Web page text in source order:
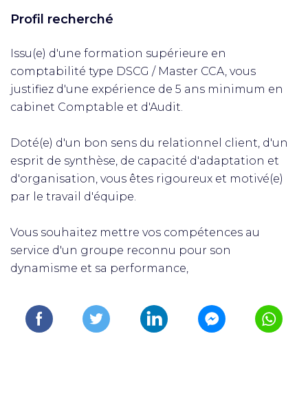
Profil recherché
Issu(e) d'une formation supérieure en
comptabilité type DSCG / Master CCA, vous
justifiez d'une expérience de 5 ans minimum en
cabinet Comptable et d'Audit.
Doté(e) d'un bon sens du relationnel client, d'un
esprit de synthèse, de capacité d'adaptation et
d'organisation, vous êtes rigoureux et motivé(e)
par le travail d'équipe.
Vous souhaitez mettre vos compétences au
service d'un groupe reconnu pour son
dynamisme et sa performance,